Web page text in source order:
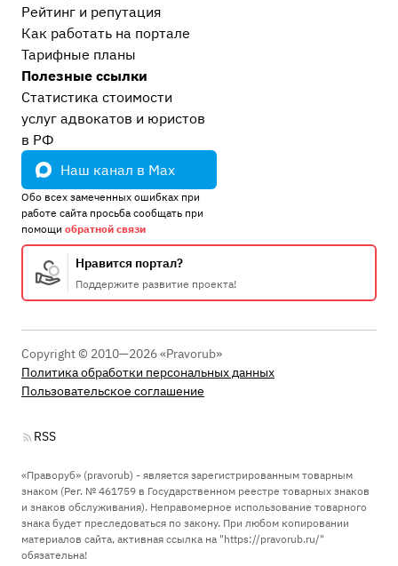
Рейтинг и репутация
Как работать на портале
Тарифные планы
Полезные ссылки
Статистика стоимости
услуг адвокатов и юристов
в РФ
Наш канал в Max
Обо всех замеченных ошибках при
работе сайта просьба сообщать при
помощи обратной связи
Нравится портал?
Поддержите развитие проекта!
Copyright © 2010—2026 «Pravorub»
Политика обработки персональных данных
Пользовательское соглашение
RSS
«Праворуб» (pravorub) - является зарегистрированным товарным
знаком (Рег. № 461759 в Государственном реестре товарных знаков
и знаков обслуживания). Неправомерное использование товарного
знака будет преследоваться по закону. При любом копировании
материалов сайта, активная ссылка на "https://pravorub.ru/"
обязательна!